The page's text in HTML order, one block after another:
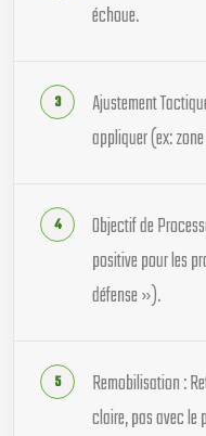
échoue.
Ajustement
appliquer (ex:
Objectif de
positive pour les
défense »).
Remobilisation :
claire, pas avec le